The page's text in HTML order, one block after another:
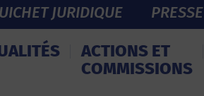
JURIDIQUE PRESSE
ACTIONS ET
COMMISSIONS